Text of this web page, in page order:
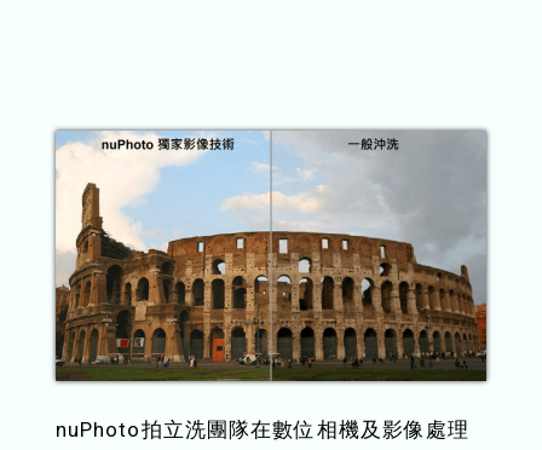
nuPhoto拍立洗團隊在數位相機及影像處理